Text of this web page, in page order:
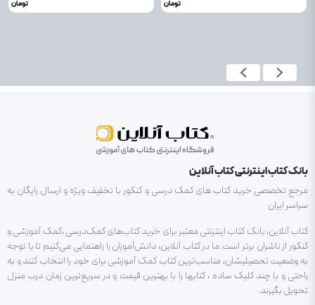
تومان تومان
بانک کتاب اینترنتی کتاب آنلاین
مرجع تخصصی خرید کتاب های کمک درسی و کنکور با تخفیف ویژه و ارسال رایگان به
سراسر ایران
کتاب آنلاین، بانک کتاب اینترنتی معتبر برای خرید کتاب‌های کمک‌درسی ،کمک آموزشی و
کنکور از ناشران برتر است.ما در کتاب آنلاین، دانش‌آموزان را راهنمایی می‌کنیم تا با توجه
به وضعیت تحصیلیشان، مناسب‌ترین کتاب کمک آموزشی برای خود را انتخاب کنند و به
راحتی و با چند کلیک ساده ، کتابها را با بهترین قیمت و در سریع‌ترین زمان درب منزل
تحویل بگیرند.